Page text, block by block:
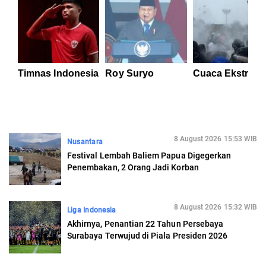
Timnas Indonesia Roy Suryo Cuaca Ekstrem
Nusantara 8 August 2026 15:53 WIB
Festival Lembah Baliem Papua Digegerkan
Penembakan, 2 Orang Jadi Korban
Liga Indonesia 8 August 2026 15:32 WIB
Akhirnya, Penantian 22 Tahun Persebaya
Surabaya Terwujud di Piala Presiden 2026